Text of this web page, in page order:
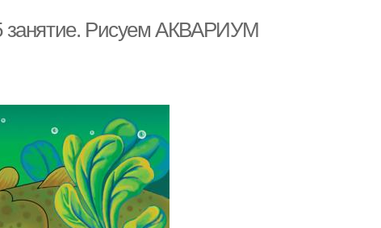
занятие. Рисуем АКВАРИУМ